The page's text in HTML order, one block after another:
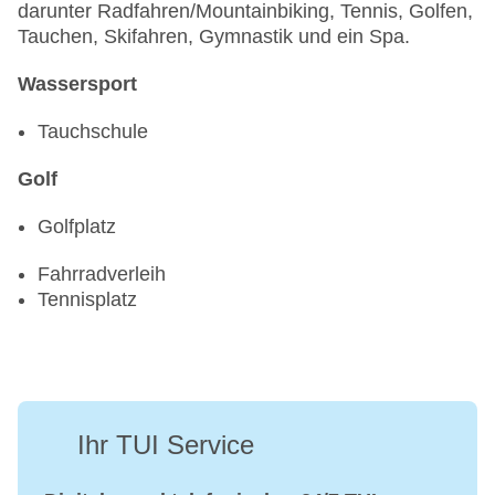
darunter Radfahren/Mountainbiking, Tennis, Golfen,
Tauchen, Skifahren, Gymnastik und ein Spa.
Wassersport
Tauchschule
Golf
Golfplatz
Fahrradverleih
Tennisplatz
Ihr TUI Service